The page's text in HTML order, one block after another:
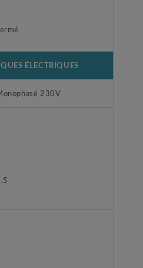
ÉLECTRIQUES
230V